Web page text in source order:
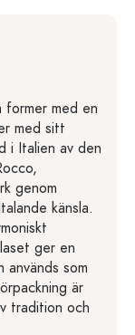
former med en
med sitt
i Italien av den
genom
känsla.
ger en
som
är
tradition och